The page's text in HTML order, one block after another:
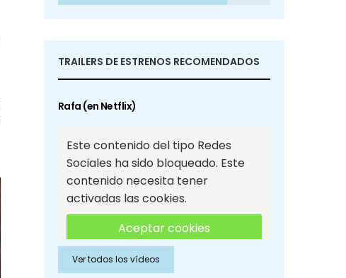
TRAILERS DE ESTRENOS RECOMENDADOS
Rafa (en Netflix)
Este contenido del tipo Redes
Sociales ha sido bloqueado. Este
contenido necesita tener
activadas las cookies.
Aceptar cookies
Aceptar cookies de Redes
Sociales
Ver todos los vídeos